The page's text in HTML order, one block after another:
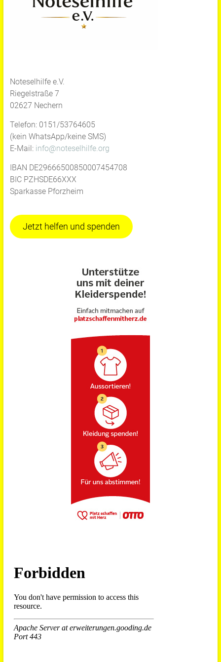
Noteselhilfe e.V.
Riegelstraße 7
02627 Nechern
Telefon: 0151/53764605
(kein WhatsApp/keine SMS)
E-Mail: info@noteselhilfe.org
IBAN DE29666500850007454708
BIC PZHSDE66XXX
Sparkasse Pforzheim
Jetzt helfen und spenden